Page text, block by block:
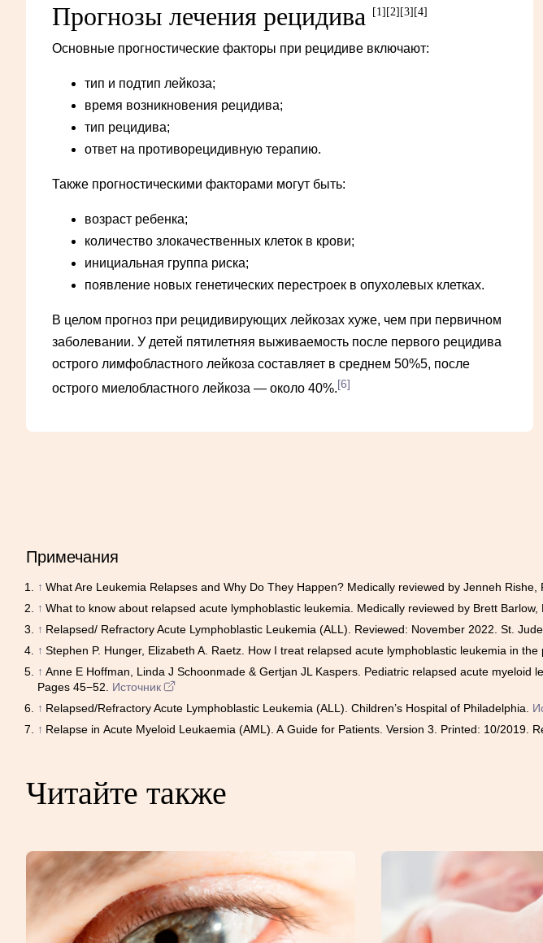
Прогнозы лечения рецидива [1] [2] [3] [4]
Основные прогностические факторы при рецидиве включают:
тип и подтип лейкоза;
время возникновения рецидива;
тип рецидива;
ответ на противорецидивную терапию.
Также прогностическими факторами могут быть:
возраст ребенка;
количество злокачественных клеток в крови;
инициальная группа риска;
появление новых генетических перестроек в опухолевых клетках.
В целом прогноз при рецидивирующих лейкозах хуже, чем при первичном
заболевании. У детей пятилетняя выживаемость после первого рецидива
острого лимфобластного лейкоза составляет в среднем 50%5, после
острого миелобластного лейкоза — около 40%.[6]
Примечания
↑ What Are Leukemia Relapses and Why Do They Happen? Medically reviewed by Jenneh
↑ What to know about relapsed acute lymphoblastic leukemia. Medically reviewed by Brett
↑ Relapsed/ Refractory Acute Lymphoblastic Leukemia (ALL). Reviewed: November 2022. St.
↑ Stephen P. Hunger, Elizabeth A. Raetz. How I treat relapsed acute lymphoblastic leukemia in
↑ Anne E Hoffman, Linda J Schoonmade & Gertjan JL Kaspers. Pediatric relapsed acute
Pages 45−52. Источник
↑ Relapsed/Refractory Acute Lymphoblastic Leukemia (ALL). Children’s Hospital of Philadelphia.
↑ Relapse in Acute Myeloid Leukaemia (AML). A Guide for Patients. Version 3. Printed: 10/2019.
Читайте также